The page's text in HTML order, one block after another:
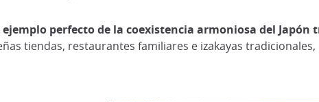
ejemplo perfecto de la coexistencia armoniosa del
tiendas, restaurantes familiares e izakayas